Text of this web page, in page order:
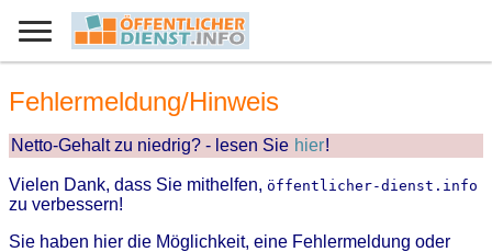
Fehlermeldung/Hinweis
Netto-Gehalt zu niedrig? - lesen Sie hier!
Vielen Dank, dass Sie mithelfen, öffentlicher-dienst.info
zu verbessern!
Sie haben hier die Möglichkeit, eine Fehlermeldung oder